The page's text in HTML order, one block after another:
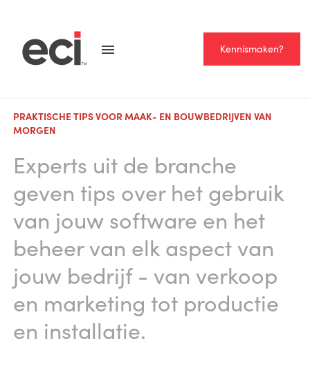
Kennismaken?
PRAKTISCHE TIPS VOOR MAAK- EN BOUWBEDRIJVEN VAN
MORGEN
Experts uit de branche
geven tips over het gebruik
van jouw software en het
beheer van elk aspect van
jouw bedrijf - van verkoop
en marketing tot productie
en installatie.